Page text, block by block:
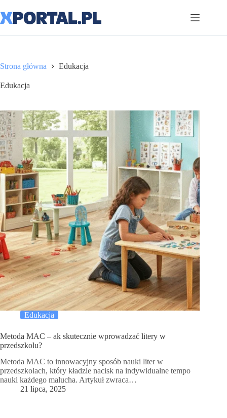
do
treści
Strona główna Edukacja
Edukacja
Edukacja
Metoda MAC – ak skutecznie wprowadzać litery w
przedszkolu?
Metoda MAC to innowacyjny sposób nauki liter w
przedszkolach, który kładzie nacisk na indywidualne tempo
nauki każdego malucha. Artykuł zwraca…
21 lipca, 2025